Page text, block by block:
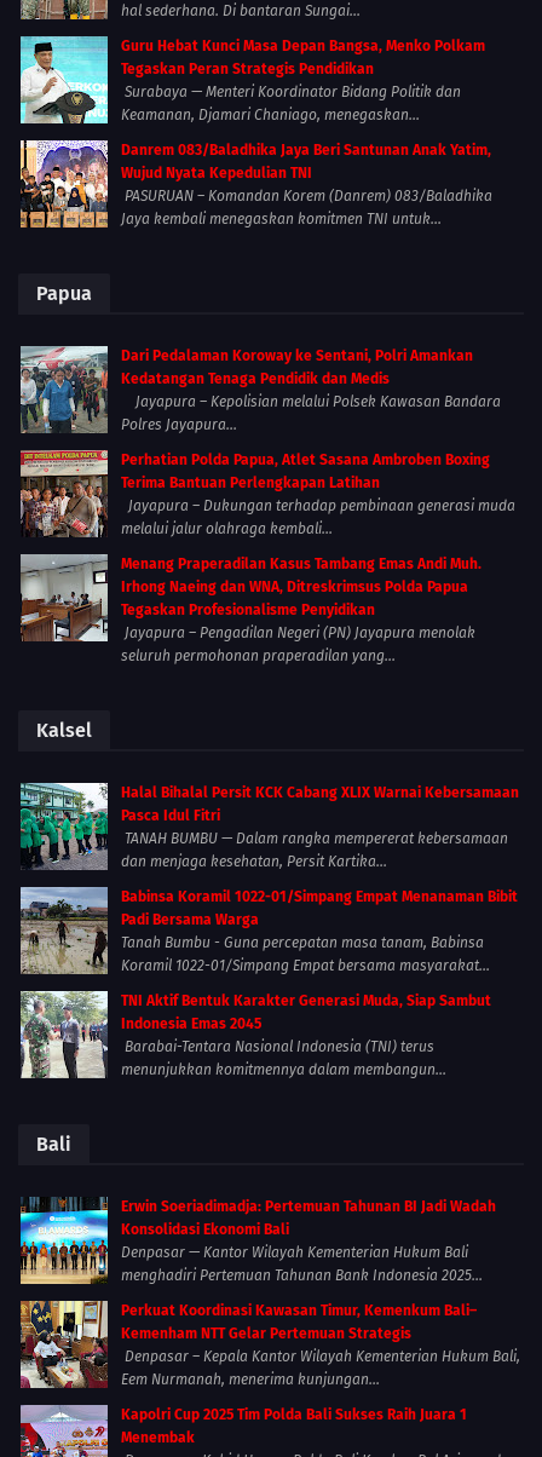
hal sederhana. Di bantaran Sungai...
Guru Hebat Kunci Masa Depan Bangsa, Menko Polkam
Tegaskan Peran Strategis Pendidikan
Surabaya — Menteri Koordinator Bidang Politik dan
Keamanan, Djamari Chaniago, menegaskan...
Danrem 083/Baladhika Jaya Beri Santunan Anak Yatim,
Wujud Nyata Kepedulian TNI
PASURUAN – Komandan Korem (Danrem) 083/Baladhika
Jaya kembali menegaskan komitmen TNI untuk...
Papua
Dari Pedalaman Koroway ke Sentani, Polri Amankan
Kedatangan Tenaga Pendidik dan Medis
Jayapura – Kepolisian melalui Polsek Kawasan Bandara
Polres Jayapura...
Perhatian Polda Papua, Atlet Sasana Ambroben Boxing
Terima Bantuan Perlengkapan Latihan
Jayapura – Dukungan terhadap pembinaan generasi muda
melalui jalur olahraga kembali...
Menang Praperadilan Kasus Tambang Emas Andi Muh.
Irhong Naeing dan WNA, Ditreskrimsus Polda Papua
Tegaskan Profesionalisme Penyidikan
Jayapura – Pengadilan Negeri (PN) Jayapura menolak
seluruh permohonan praperadilan yang...
Kalsel
Halal Bihalal Persit KCK Cabang XLIX Warnai Kebersamaan
Pasca Idul Fitri
TANAH BUMBU — Dalam rangka mempererat kebersamaan
dan menjaga kesehatan, Persit Kartika...
Babinsa Koramil 1022-01/Simpang Empat Menanaman Bibit
Padi Bersama Warga
Tanah Bumbu - Guna percepatan masa tanam, Babinsa
Koramil 1022-01/Simpang Empat bersama masyarakat...
TNI Aktif Bentuk Karakter Generasi Muda, Siap Sambut
Indonesia Emas 2045
Barabai-Tentara Nasional Indonesia (TNI) terus
menunjukkan komitmennya dalam membangun...
Bali
Erwin Soeriadimadja: Pertemuan Tahunan BI Jadi Wadah
Konsolidasi Ekonomi Bali
Denpasar — Kantor Wilayah Kementerian Hukum Bali
menghadiri Pertemuan Tahunan Bank Indonesia 2025...
Perkuat Koordinasi Kawasan Timur, Kemenkum Bali–
Kemenham NTT Gelar Pertemuan Strategis
Denpasar – Kepala Kantor Wilayah Kementerian Hukum Bali,
Eem Nurmanah, menerima kunjungan...
Kapolri Cup 2025 Tim Polda Bali Sukses Raih Juara 1
Menembak